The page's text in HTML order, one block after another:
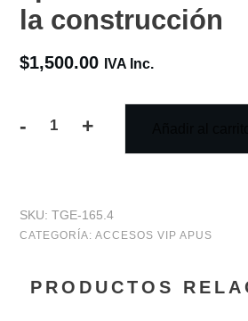
la construcción
$1,500.00 IVA Inc.
-
de
(Regla
+
SKU: TGE-165.4
CATEGORÍA: ACCESOS VIP APUS
PRODUCTOS